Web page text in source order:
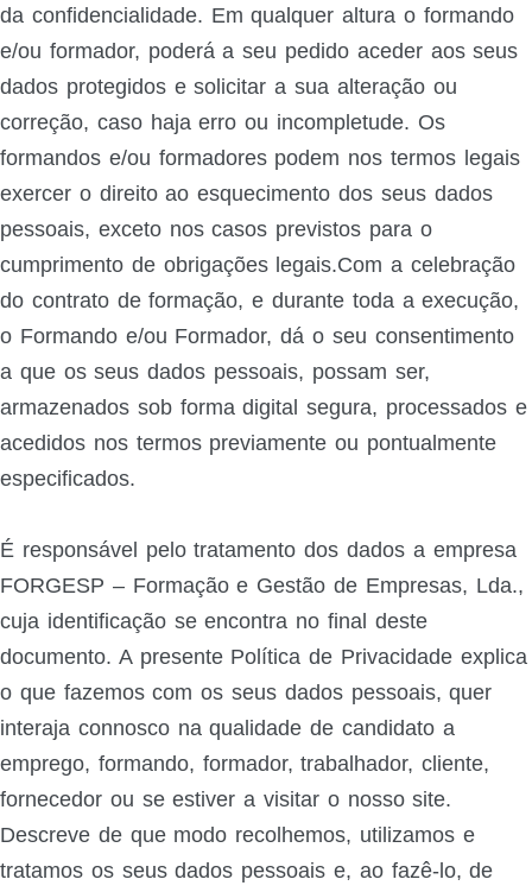
da confidencialidade. Em qualquer altura o formando
e/ou formador, poderá a seu pedido aceder aos seus
dados protegidos e solicitar a sua alteração ou
correção, caso haja erro ou incompletude. Os
formandos e/ou formadores podem nos termos legais
exercer o direito ao esquecimento dos seus dados
pessoais, exceto nos casos previstos para o
cumprimento de obrigações legais.Com a celebração
do contrato de formação, e durante toda a execução,
o Formando e/ou Formador, dá o seu consentimento
a que os seus dados pessoais, possam ser,
armazenados sob forma digital segura, processados e
acedidos nos termos previamente ou pontualmente
especificados.
É responsável pelo tratamento dos dados a empresa
FORGESP – Formação e Gestão de Empresas, Lda.,
cuja identificação se encontra no final deste
documento. A presente Política de Privacidade explica
o que fazemos com os seus dados pessoais, quer
interaja connosco na qualidade de candidato a
emprego, formando, formador, trabalhador, cliente,
fornecedor ou se estiver a visitar o nosso site.
Descreve de que modo recolhemos, utilizamos e
tratamos os seus dados pessoais e, ao fazê-lo, de